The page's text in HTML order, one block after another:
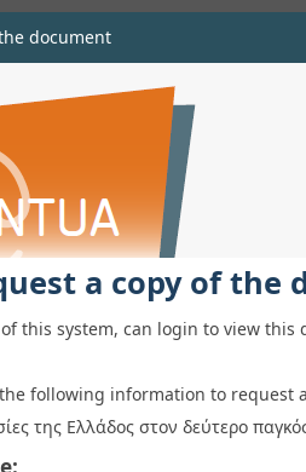
document
document
a copy of the
this system, can login to view this
following information to request
της Ελλάδος στον δεύτερο